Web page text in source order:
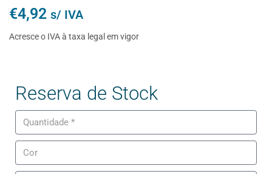
€4,92 s/ IVA
Acresce o IVA à taxa legal em vigor
Reserva de Stock